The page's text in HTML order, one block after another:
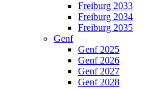
Freiburg 2033
Freiburg 2034
Freiburg 2035
Genf
Genf 2025
Genf 2026
Genf 2027
Genf 2028